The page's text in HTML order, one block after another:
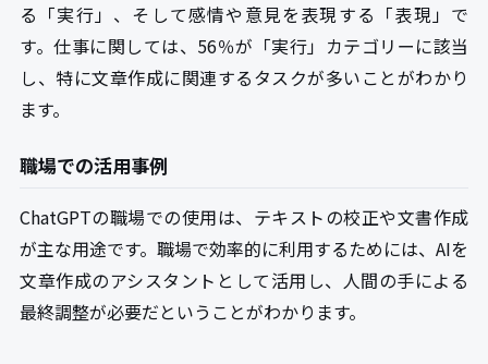
る「実行」、そして感情や意見を表現する「表現」で
す。仕事に関しては、56％が「実行」カテゴリーに該当
し、特に文章作成に関連するタスクが多いことがわかり
ます。
職場での活用事例
ChatGPTの職場での使用は、テキストの校正や文書作成
が主な用途です。職場で効率的に利用するためには、AIを
文章作成のアシスタントとして活用し、人間の手による
最終調整が必要だということがわかります。